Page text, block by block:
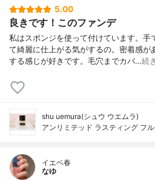
5.00
良きです！このファンデ
私はスポンジを使って付けています。手
て綺麗に仕上がる気がするの。密着感が
する感じが好きです。毛穴までカバ…続
shu uemura(シュウ ウエムラ)
アンリミテッド ラスティング フ
イエベ春
なゆ